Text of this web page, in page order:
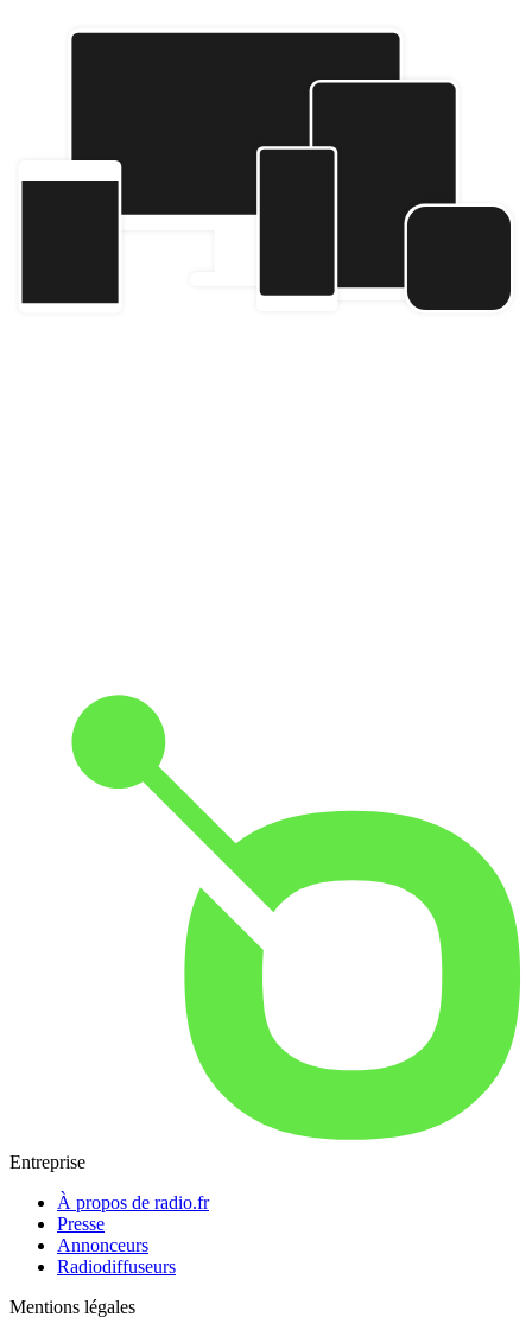
Entreprise
À propos de radio.fr
Presse
Annonceurs
Radiodiffuseurs
Mentions légales